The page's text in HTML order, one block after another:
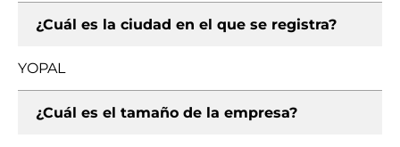
¿Cuál es la ciudad en el que se registra?
YOPAL
¿Cuál es el tamaño de la empresa?